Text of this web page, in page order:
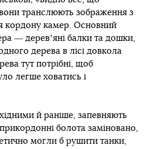
вони транслюють зображення з
кордону камер. Основний
― деревʼяні балки та дошки,
дерева в лісі довкола
тут потрібні, щоб
легше ховатись і
й раніше, запевняють
болота заміновано,
могли б рушити танки,